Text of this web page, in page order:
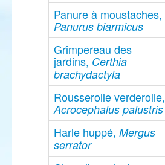
Panure à moustaches,
Panurus biarmicus
Grimpereau des
jardins, Certhia
brachydactyla
Rousserolle verderolle,
Acrocephalus palustris
Harle huppé, Mergus
serrator